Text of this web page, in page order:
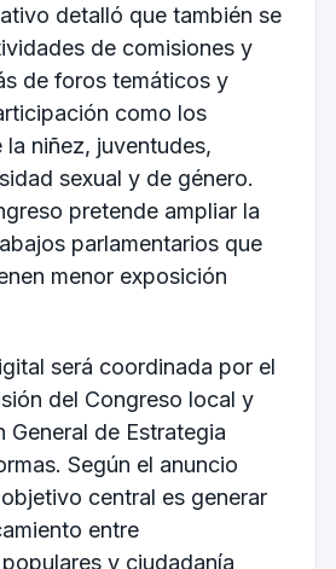
detalló que también se
de comisiones y
de foros temáticos y
como los
la niñez, juventudes,
sexual y de género.
pretende ampliar la
parlamentarios que
menor exposición
será coordinada por el
del Congreso local y
General de Estrategia
Según el anuncio
central es generar
entre
y ciudadanía